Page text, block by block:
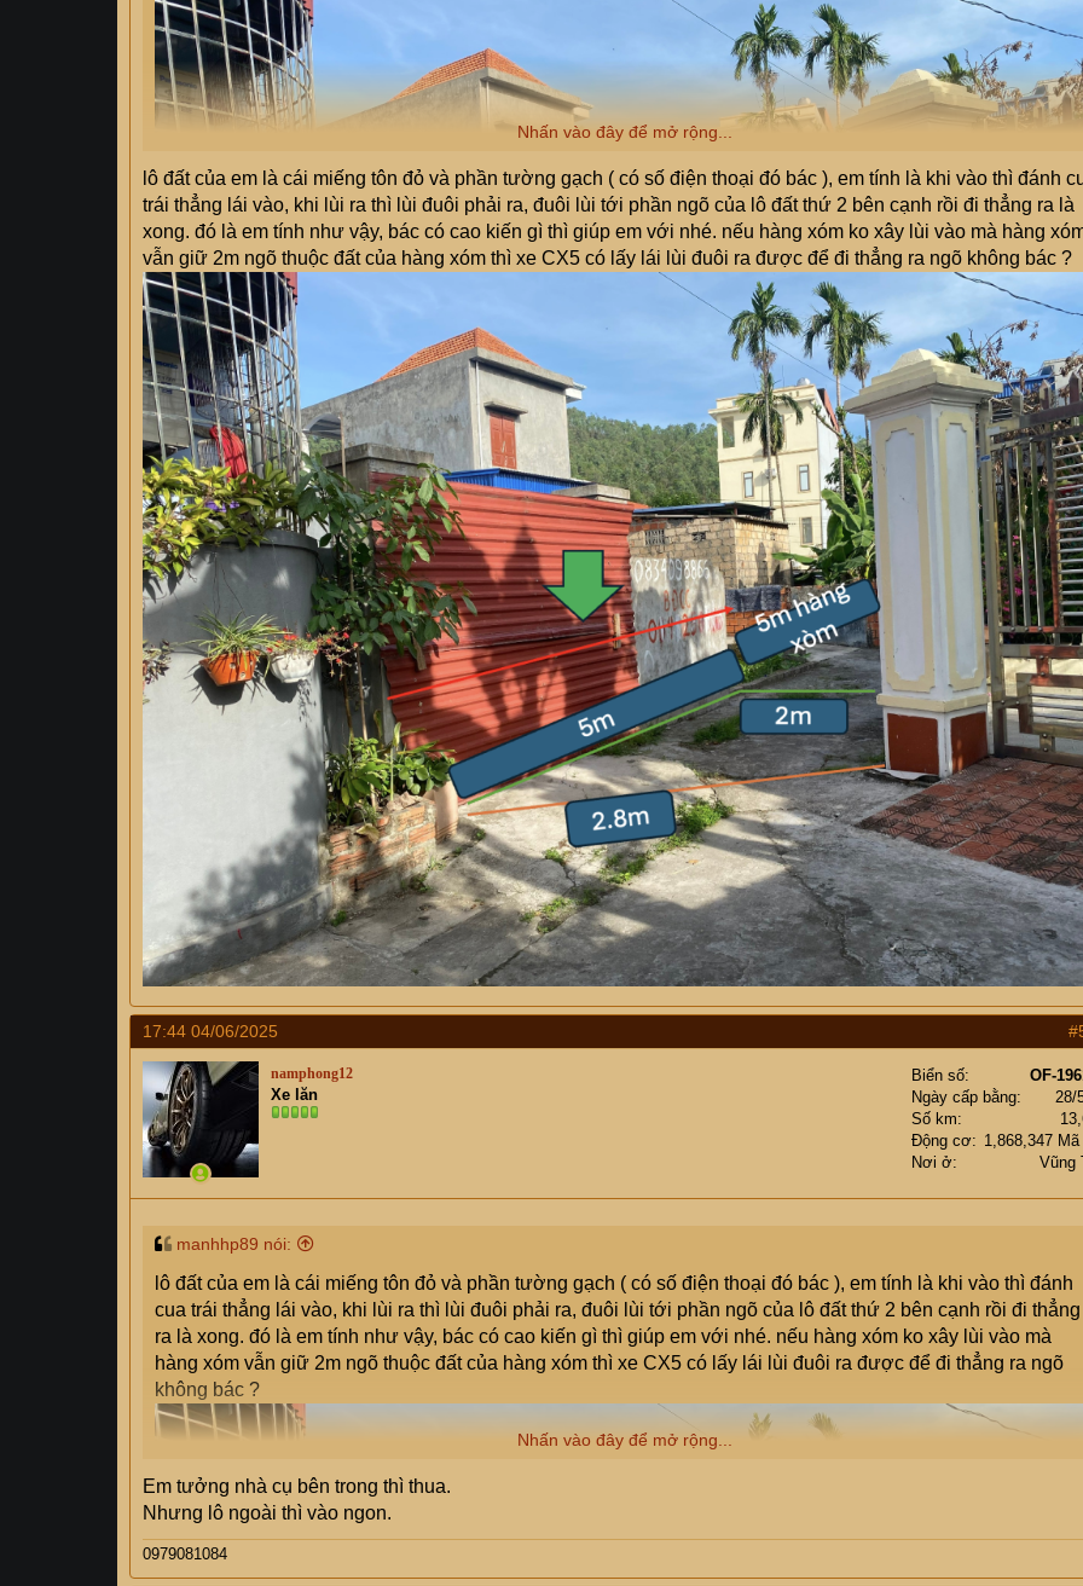
Cụ đi thẳng thì được chứ cua vào nhà là mông xe vào trụ cổng nhà đằng trước.
Lùi vào thì đầu xe vào trụ cổng.
Nhấn vào đây để mở rộng...
lô đất của em là cái miếng tôn đỏ và phần tường gạch ( có số điện thoại đó bác ), em tính là khi vào thì đánh
trái thẳng lái vào, khi lùi ra thì lùi đuôi phải ra, đuôi lùi tới phần ngõ của lô đất thứ 2 bên cạnh rồi đi thẳng ra là
xong. đó là em tính như vậy, bác có cao kiến gì thì giúp em với nhé. nếu hàng xóm ko xây lùi vào mà hàng
vẫn giữ 2m ngõ thuộc đất của hàng xóm thì xe CX5 có lấy lái lùi đuôi ra được để đi thẳng ra ngõ không bác ?
17:44 04/06/2025
namphong12
Xe lăn
Biển số
OF-
Ngày cấp bằng
28/
Số km
Động cơ
1,868,347
Nơi ở
Vũng
manhhp89 nói:
lô đất của em là cái miếng tôn đỏ và phần tường gạch ( có số điện thoại đó bác ), em tính là khi vào thì đánh
cua trái thẳng lái vào, khi lùi ra thì lùi đuôi phải ra, đuôi lùi tới phần ngõ của lô đất thứ 2 bên cạnh rồi đi thẳng
ra là xong. đó là em tính như vậy, bác có cao kiến gì thì giúp em với nhé. nếu hàng xóm ko xây lùi vào mà
hàng xóm vẫn giữ 2m ngõ thuộc đất của hàng xóm thì xe CX5 có lấy lái lùi đuôi ra được để đi thẳng ra ngõ
không bác ?
Nhấn vào đây để mở rộng...
Em tưởng nhà cụ bên trong thì thua.
Nhưng lô ngoài thì vào ngon.
0979081084